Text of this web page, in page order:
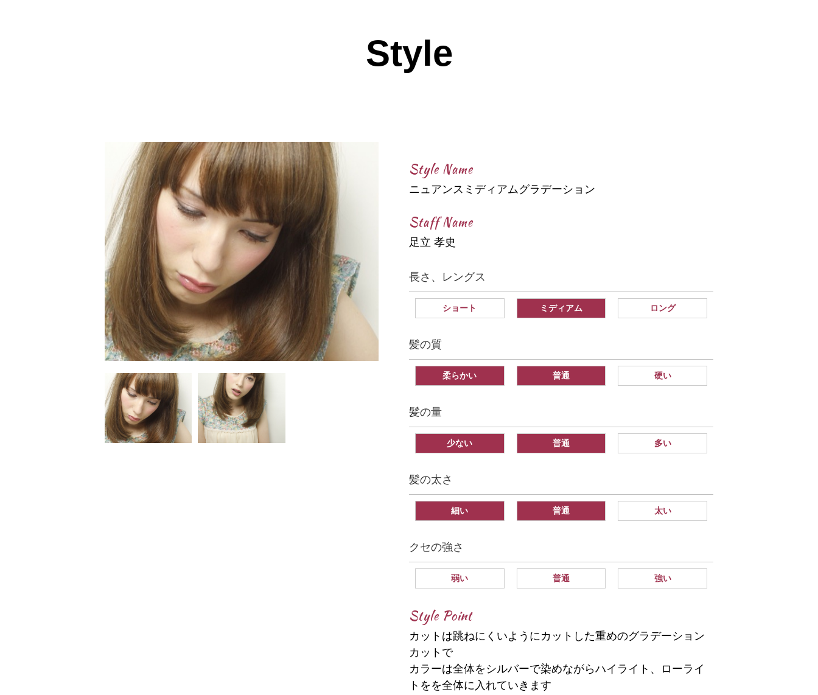
Style
Style Name
ニュアンスミディアムグラデーション
Staff Name
足立 孝史
長さ、レングス
ショート ミディアム ロング
髪の質
柔らかい 普通 硬い
髪の量
少ない 普通 多い
髪の太さ
細い 普通 太い
クセの強さ
弱い 普通 強い
Style Point
カットは跳ねにくいようにカットした重めのグラデーション
カットで
カラーは全体をシルバーで染めながらハイライト、ローライ
トをを全体に入れていきます